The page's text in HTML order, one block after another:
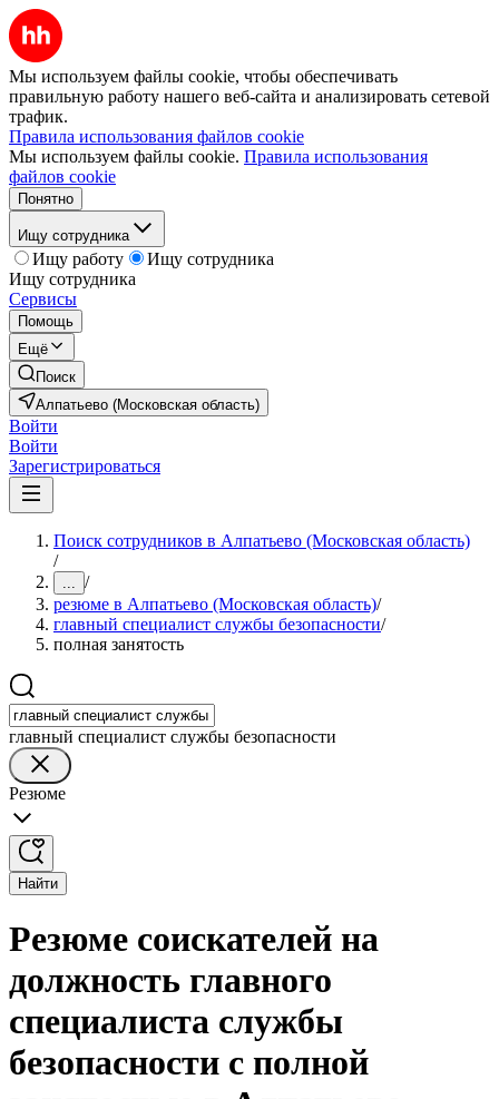
Мы используем файлы cookie, чтобы обеспечивать
правильную работу нашего веб-сайта и анализировать сетевой
трафик.
Правила использования файлов cookie
Мы используем файлы cookie. Правила использования
файлов cookie
Понятно
Ищу сотрудника
Ищу работу
Ищу сотрудника
Ищу сотрудника
Сервисы
Помощь
Ещё
Поиск
Алпатьево (Московская область)
Войти
Войти
Зарегистрироваться
Поиск сотрудников в Алпатьево (Московская область)
/
... /
резюме в Алпатьево (Московская область)/
главный специалист службы безопасности/
полная занятость
главный специалист службы безопасности
Резюме
Найти
Резюме соискателей на
должность главного
специалиста службы
безопасности с полной